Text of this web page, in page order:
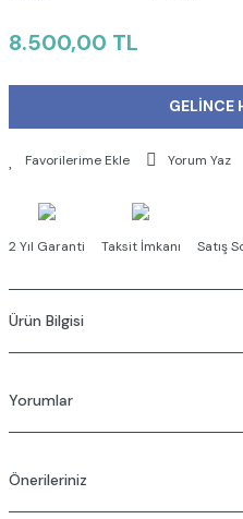
8.500,00 TL
GELİNCE
Yorum Yaz
2 Yıl Garanti Taksit İmkanı Satış
Ürün Bilgisi
Yorumlar
Önerileriniz